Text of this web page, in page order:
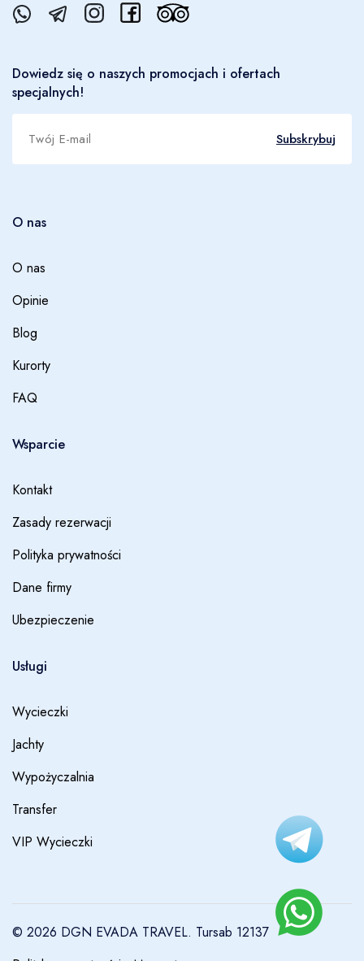
Dowiedz się o naszych promocjach i ofertach
specjalnych!
Subskrybuj
O nas
O nas
Opinie
Blog
Kurorty
FAQ
Wsparcie
Kontakt
Zasady rezerwacji
Polityka prywatności
Dane firmy
Ubezpieczenie
Usługi
Wycieczki
Jachty
Wypożyczalnia
Transfer
VIP Wycieczki
© 2026 DGN EVADA TRAVEL. Tursab 12137